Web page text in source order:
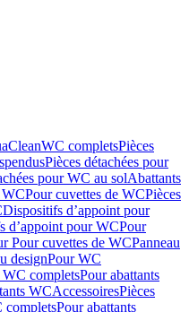
WC completsPièces
Pièces détachées pour
pour WC au solAbattants
WCPour cuvettes de WCPièces
Dispositifs d’appoint pour
d’appoint pour WCPour
Pour cuvettes de WCPanneau
designPour WC
WC completsPour abattants
WCAccessoiresPièces
completsPour abattants